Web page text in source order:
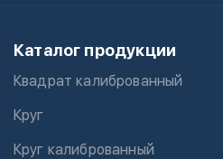
Каталог продукции
Квадрат калиброванный
Круг
Круг калиброванный